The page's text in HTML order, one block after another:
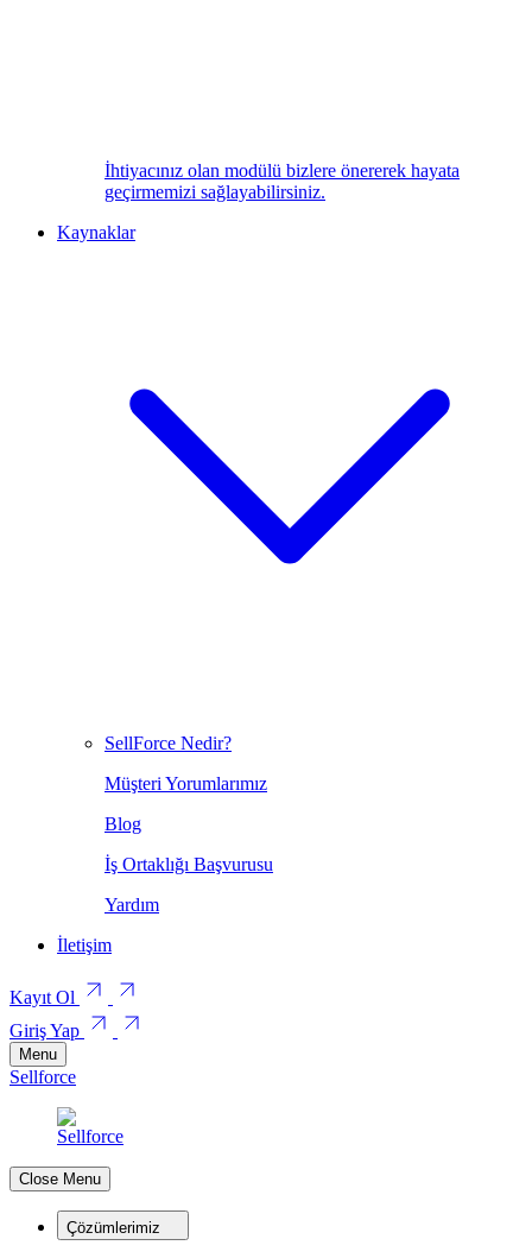
İhtiyacınız olan modülü bizlere önererek hayata
geçirmemizi sağlayabilirsiniz.
Kaynaklar
SellForce Nedir?
Müşteri Yorumlarımız
Blog
İş Ortaklığı Başvurusu
Yardım
İletişim
Kayıt Ol
Giriş Yap
Menu
Sellforce
Close Menu
Çözümlerimiz